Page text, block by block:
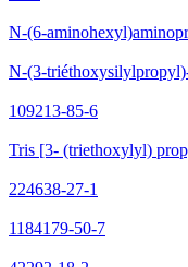
N-(6-
N-(3-
109213-85-6
Tris [3- (triethoxylyl)
224638-27-1
1184179-50-7